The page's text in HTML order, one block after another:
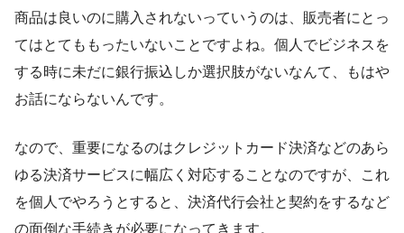
商品は良いのに購入されないっていうのは、販売者にとっ
てはとてももったいないことですよね。個人でビジネスを
する時に未だに銀行振込しか選択肢がないなんて、もはや
お話にならないんです。
なので、重要になるのはクレジットカード決済などのあら
ゆる決済サービスに幅広く対応することなのですが、これ
を個人でやろうとすると、決済代行会社と契約をするなど
の面倒な手続きが必要になってきます。